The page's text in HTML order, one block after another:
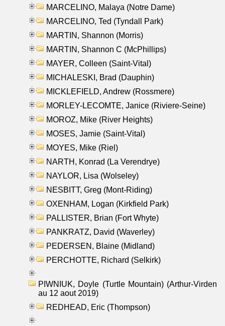
MARCELINO, Malaya (Notre Dame)
MARCELINO, Ted (Tyndall Park)
MARTIN, Shannon (Morris)
MARTIN, Shannon C (McPhillips)
MAYER, Colleen (Saint-Vital)
MICHALESKI, Brad (Dauphin)
MICKLEFIELD, Andrew (Rossmere)
MORLEY-LECOMTE, Janice (Riviere-Seine)
MOROZ, Mike (River Heights)
MOSES, Jamie (Saint-Vital)
MOYES, Mike (Riel)
NARTH, Konrad (La Verendrye)
NAYLOR, Lisa (Wolseley)
NESBITT, Greg (Mont-Riding)
OXENHAM, Logan (Kirkfield Park)
PALLISTER, Brian (Fort Whyte)
PANKRATZ, David (Waverley)
PEDERSEN, Blaine (Midland)
PERCHOTTE, Richard (Selkirk)
PIWNIUK, Doyle (Turtle Mountain) (Arthur-Virden
au 12 aout 2019)
REDHEAD, Eric (Thompson)